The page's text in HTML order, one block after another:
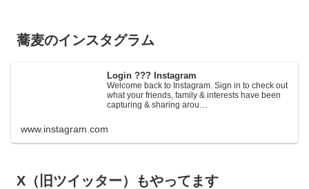
蕎麦のインスタグラム
Login ??? Instagram
Welcome back to Instagram. Sign in to check out
what your friends, family & interests have been
capturing & sharing arou…
www.instagram.com
X（旧ツイッター）もやってます